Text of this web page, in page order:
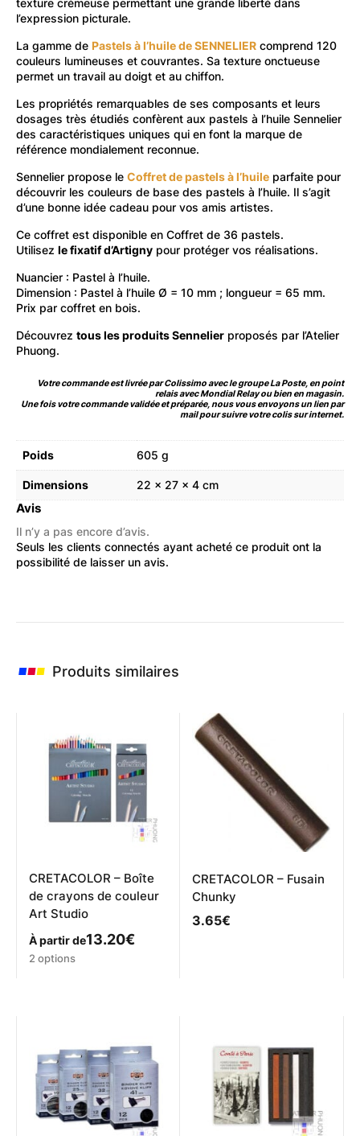
l’expression picturale.
La gamme de Pastels à l’huile de SENNELIER comprend 120
couleurs lumineuses et couvrantes. Sa texture onctueuse
permet un travail au doigt et au chiffon.
Les propriétés remarquables de ses composants et leurs
dosages très étudiés confèrent aux pastels à l’huile Sennelier
des caractéristiques uniques qui en font la marque de
référence mondialement reconnue.
Sennelier propose le Coffret de pastels à l’huile parfaite pour
découvrir les couleurs de base des pastels à l’huile. Il s’agit
d’une bonne idée cadeau pour vos amis artistes.
Ce coffret est disponible en Coffret de 36 pastels.
Utilisez le fixatif d’Artigny pour protéger vos réalisations.
Nuancier : Pastel à l’huile.
Dimension : Pastel à l’huile Ø = 10 mm ; longueur = 65 mm.
Prix par coffret en bois.
Découvrez tous les produits Sennelier proposés par l’Atelier
Phuong.
Votre commande est livrée par Colissimo avec le groupe La Poste, en point
relais avec Mondial Relay ou bien en magasin.
Une fois votre commande validée et préparée, nous vous envoyons un lien par
mail pour suivre votre colis sur internet.
Poids 605 g
Dimensions 22 × 27 × 4 cm
Avis
Il n’y a pas encore d’avis.
Seuls les clients connectés ayant acheté ce produit ont la
possibilité de laisser un avis.
Produits similaires
CRETACOLOR – Boîte
de crayons de couleur
Art Studio
À partir de13.20€
Ce
options
peuvent
être
choisies
sur
2 options
CRETACOLOR – Fusain
Chunky
3.65€